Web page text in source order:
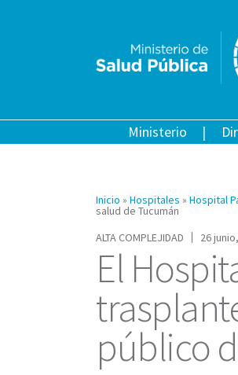
Ministerio
Inicio » Hospitales » Hospital
salud de Tucumán
ALTA COMPLEJIDAD
26
El
público